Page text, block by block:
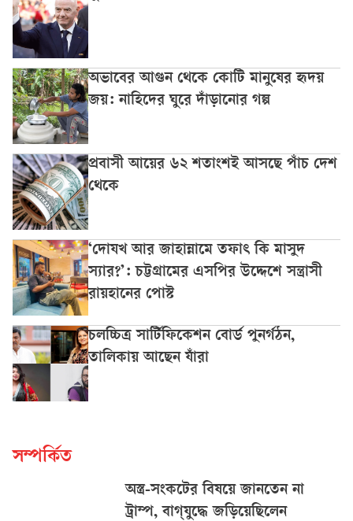
অভাবের আগুন থেকে কোটি মানুষের হৃদয়
জয়: নাহিদের ঘুরে দাঁড়ানোর গল্প
প্রবাসী আয়ের ৬২ শতাংশই আসছে পাঁচ দেশ
থেকে
‘দোযখ আর জাহান্নামে তফাৎ কি মাসুদ
স্যার?’: চট্টগ্রামের এসপির উদ্দেশে সন্ত্রাসী
রায়হানের পোস্ট
চলচ্চিত্র সার্টিফিকেশন বোর্ড পুনর্গঠন,
তালিকায় আছেন যাঁরা
সম্পর্কিত
অস্ত্র-সংকটের বিষয়ে জানতেন না
ট্রাম্প, বাগ্‌যুদ্ধে জড়িয়েছিলেন